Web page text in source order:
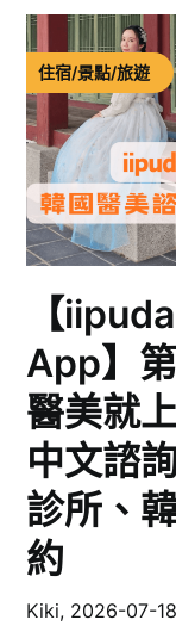
住宿/景點/旅遊
【
App】
醫美就
中文諮
診所、
約
Kiki, 2026-07-18